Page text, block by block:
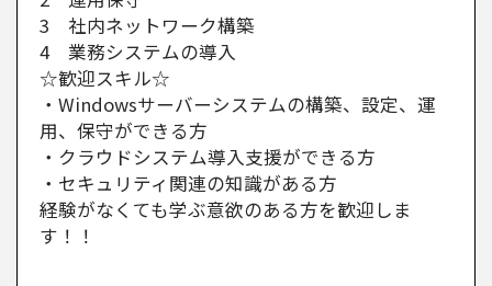
3 社内ネットワーク構築
4 業務システムの導入
☆歓迎スキル☆
・Windowsサーバーシステムの構築、設定、運
用、保守ができる方
・クラウドシステム導入支援ができる方
・セキュリティ関連の知識がある方
経験がなくても学ぶ意欲のある方を歓迎しま
す！！